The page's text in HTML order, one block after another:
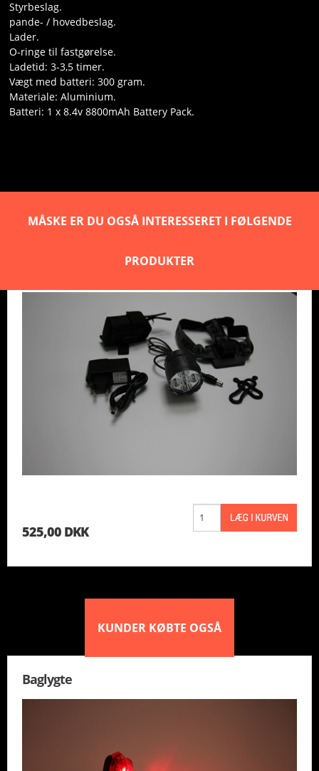
Styrbeslag.
pande- / hovedbeslag.
Lader.
O-ringe til fastgørelse.
Ladetid: 3-3,5 timer.
Vægt med batteri: 300 gram.
Materiale: Aluminium.
Batteri: 1 x 8.4v 8800mAh Battery Pack.
MÅSKE ER DU OGSÅ INTERESSERET I FØLGENDE
PRODUKTER
525,00 DKK
KUNDER KØBTE OGSÅ
Baglygte